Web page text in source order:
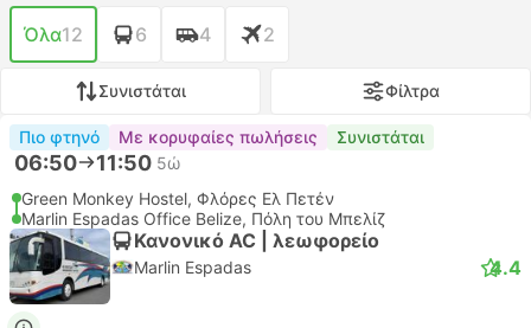
Όλα12 6 4 2
Συνιστάται Φίλτρα
Πιο φτηνό Με κορυφαίες πωλήσεις Συνιστάται
06:50 11:50 5ώ
Green Monkey Hostel, Φλόρες Ελ Πετέν
Marlin Espadas Office Belize, Πόλη του Μπελίζ
Κανονικό AC | λεωφορείο
Marlin Espadas 4.4